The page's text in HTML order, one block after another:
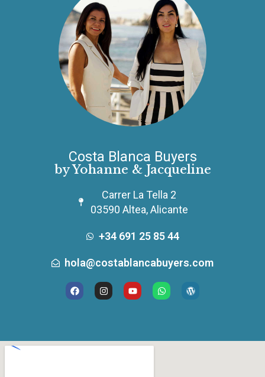
Costa Blanca Buyers
by Yohanne & Jacqueline
Carrer La Tella 2
03590 Altea, Alicante
+34 691 25 85 44
hola@costablancabuyers.com